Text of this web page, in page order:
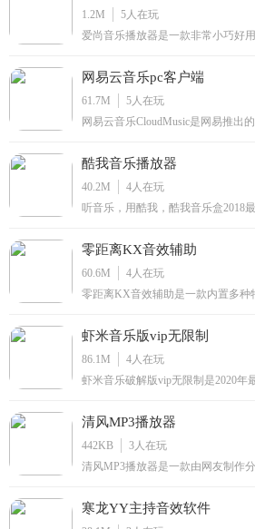
1.2M 5 人在玩
爱尚音乐播放器是一款非常小巧好
有需要的赶紧来试试吧！
网易云音乐pc客户端
61.7M 5 人在玩
网易云音乐CloudMusic是网易推出
试听和下载，网易云音乐PC客户端
出，就受到广大用户的肯定及赞赏
易云音乐PC版之后，
酷我音乐播放器
40.2M 4 人在玩
听音乐，用酷我，酷我音乐盒2018
真，每周更新百张以上专辑；应用多
术，令歌曲和MV一点即播，无需等
零距离KX音效辅助
60.6M 4 人在玩
零距离KX音效辅助是一款内置多种
间更加活跃，有需要的用户不要错过
虾米音乐版vip无限制
86.1M 4 人在玩
虾米音乐破解版vip无限制是2020年
vip高品质音乐无限次，让用户的音
到极致，喜欢的用户赶快来下载体验
清风MP3播放器
442KB 3 人在玩
清风MP3播放器是一款由网友制作
兴趣的用户不要错过了，欢迎下载使
寒龙YY主持音效软件